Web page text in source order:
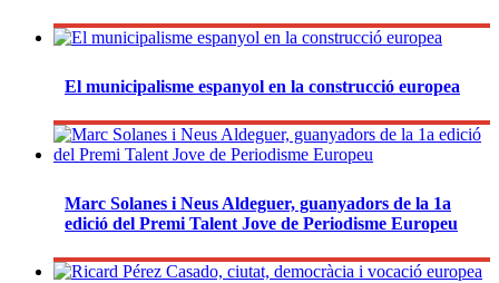
El municipalisme espanyol en la construcció europea
Marc Solanes i Neus Aldeguer, guanyadors de la 1a
edició del Premi Talent Jove de Periodisme Europeu